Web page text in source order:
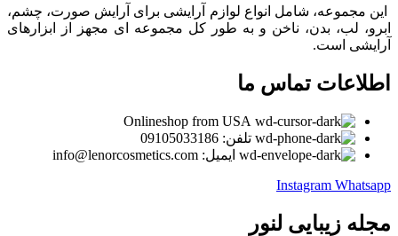
این مجموعه، شامل انواع لوازم آرایشی برای آرایش صورت، چشم،
ابرو، لب، بدن، ناخن و به طور کل مجموعه ای مجهز از ابزارهای
آرایشی است.
اطلاعات تماس ما
Onlineshop from USA
تلفن: 09105033186
ایمیل: info@lenorcosmetics.com
Instagram Whatsapp
مجله زیبایی لنور